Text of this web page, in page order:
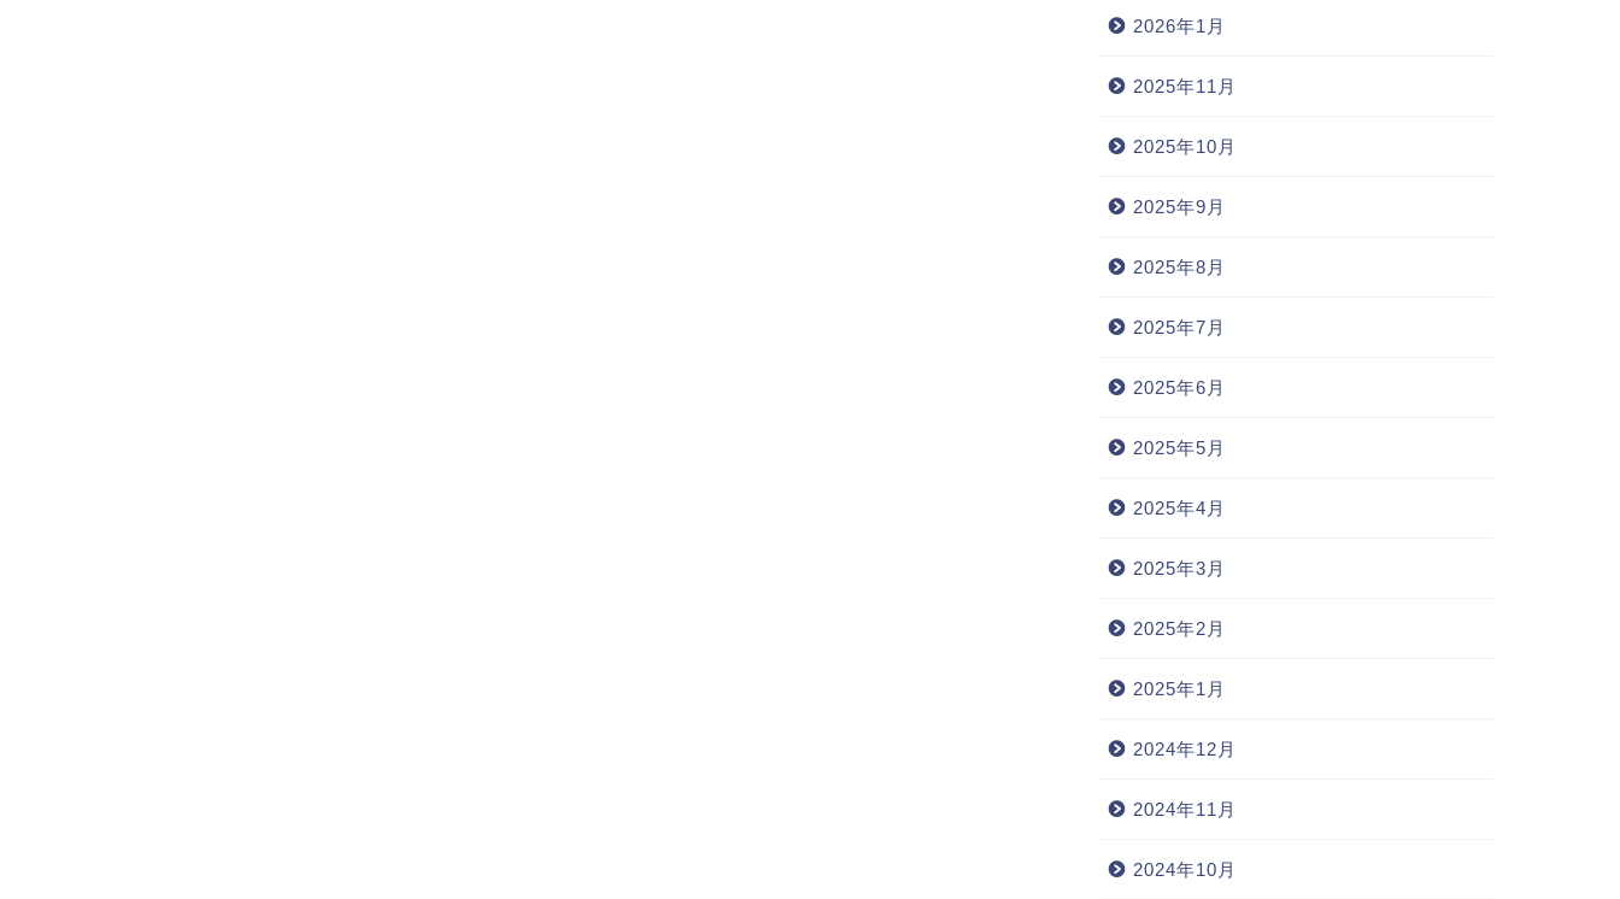
2026年1月
2025年11月
2025年10月
2025年9月
2025年8月
2025年7月
2025年6月
2025年5月
2025年4月
2025年3月
2025年2月
2025年1月
2024年12月
2024年11月
2024年10月